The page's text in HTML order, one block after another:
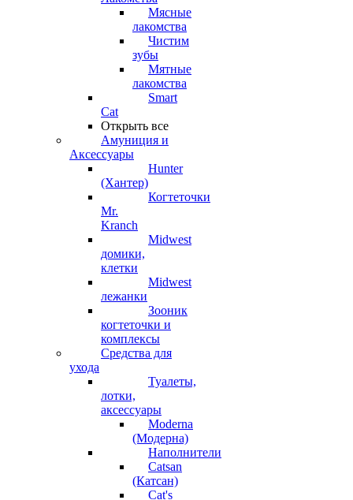
Мясные
лакомства
Чистим
зубы
Мятные
лакомства
Smart
Cat
Открыть все
Амуниция и
Аксессуары
Hunter
(Хантер)
Когтеточки
Mr.
Kranch
Midwest
домики,
клетки
Midwest
лежанки
Зооник
когтеточки и
комплексы
Средства для
ухода
Туалеты,
лотки,
аксессуары
Moderna
(Модерна)
Наполнители
Catsan
(Катсан)
Cat's